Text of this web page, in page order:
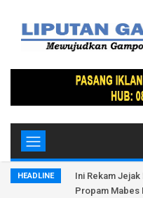
HEADLINE
HUT RI
Ini Rekam
Propam Mabes